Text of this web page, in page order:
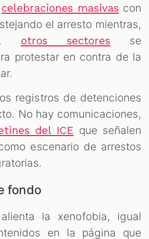
celebraciones masivas con
el arresto mientras,
otros sectores se
protestar en contra de la
registros de detenciones
No hay comunicaciones,
del ICE que señalen
escenario de arrestos
fondo
la xenofobia, igual
en la página que